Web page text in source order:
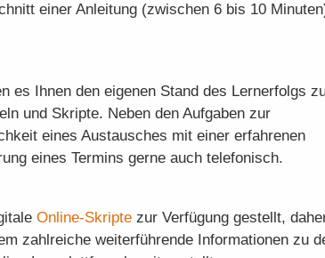
einer Anleitung (zwischen 6 bis 10
es Ihnen den eigenen Stand des Lernerfolgs
und Skripte. Neben den Aufgaben zur
eines Austausches mit einer erfahrenen
eines Termins gerne auch telefonisch.
Online-Skriptezur Verfügung gestellt,
zahlreiche weiterführende Informationen zu